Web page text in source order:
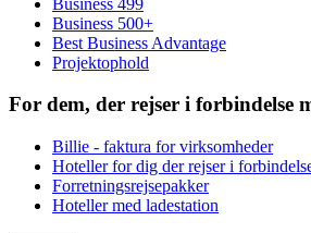
Business 500+
Best Business Advantage
Projektophold
For dem, der rejser i forbindelse
Billie - faktura for virksomheder
Hoteller for dig der rejser i
Forretningsrejsepakker
Hoteller med ladestation